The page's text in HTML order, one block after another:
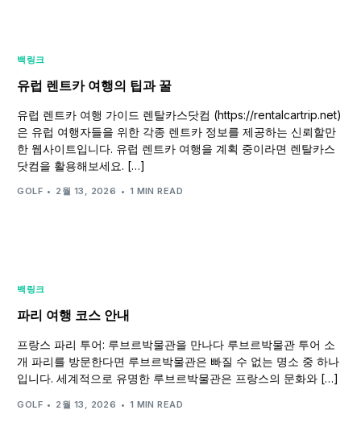
백링크
유럽 렌트카 여행의 팁과 꿀
유럽 렌트카 여행 가이드 렌탈카스닷컴 (https://rentalcartrip.net)
은 유럽 여행자들을 위한 각종 렌트카 정보를 제공하는 신뢰할만
한 웹사이트입니다. 유럽 렌트카 여행을 계획 중이라면 렌탈카스
닷컴을 활용해보세요. […]
GOLF 2월 13, 2026 1 MIN READ
백링크
파리 여행 코스 안내
프랑스 파리 투어: 루브르박물관을 만나다 루브르박물관 투어 소
개 파리를 방문한다면 루브르박물관은 빠질 수 없는 명소 중 하나
입니다. 세계적으로 유명한 루브르박물관은 프랑스의 문화와 […]
GOLF 2월 13, 2026 1 MIN READ